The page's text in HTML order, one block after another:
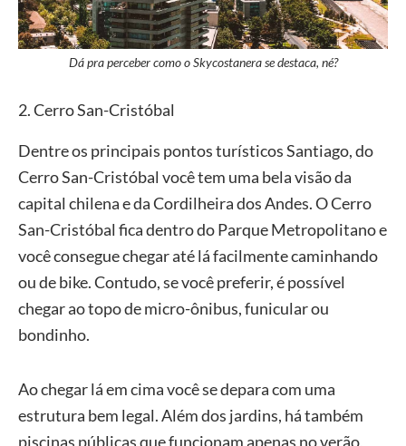
Dá pra perceber como o Skycostanera se destaca, né?
2. Cerro San-Cristóbal
Dentre os principais pontos turísticos Santiago, do
Cerro San-Cristóbal você tem uma bela visão da
capital chilena e da Cordilheira dos Andes. O Cerro
San-Cristóbal fica dentro do Parque Metropolitano e
você consegue chegar até lá facilmente caminhando
ou de bike. Contudo, se você preferir, é possível
chegar ao topo de micro-ônibus, funicular ou
bondinho.
Ao chegar lá em cima você se depara com uma
estrutura bem legal. Além dos jardins, há também
piscinas públicas que funcionam apenas no verão,